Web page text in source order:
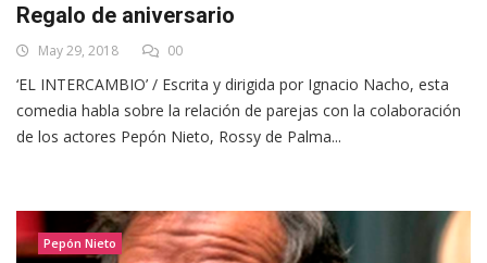
Regalo de aniversario
May 29, 2018 00
‘EL INTERCAMBIO’ / Escrita y dirigida por Ignacio Nacho, esta
comedia habla sobre la relación de parejas con la colaboración
de los actores Pepón Nieto, Rossy de Palma...
Pepón Nieto